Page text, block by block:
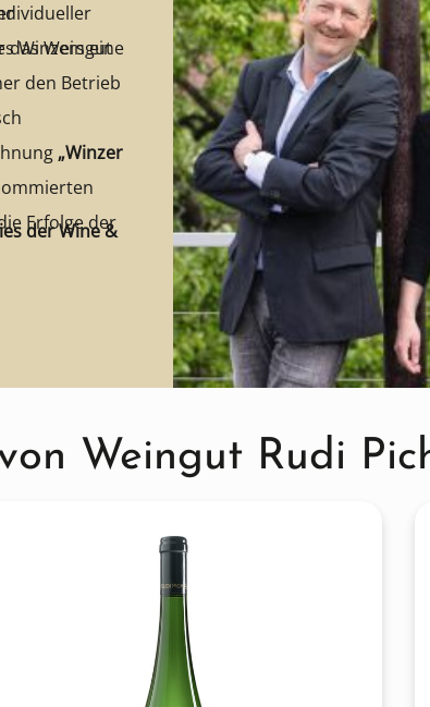
den Betrieb
„Winzer
Erfolge der
Winzers eine
der Wine &
Weingut Rudi